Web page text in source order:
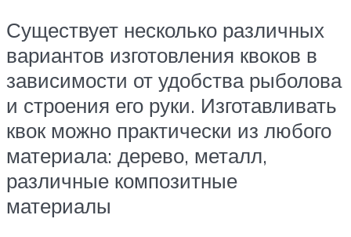
Существует несколько различных
вариантов изготовления квоков в
зависимости от удобства рыболова
и строения его руки. Изготавливать
квок можно практически из любого
материала: дерево, металл,
различные композитные
материалы